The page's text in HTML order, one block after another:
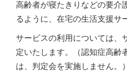
高齢者が寝たきりなどの要介
るように、在宅の生活支援サ
サービスの利用については、
定いたします。（認知症高齢
は、判定会を実施しません。）